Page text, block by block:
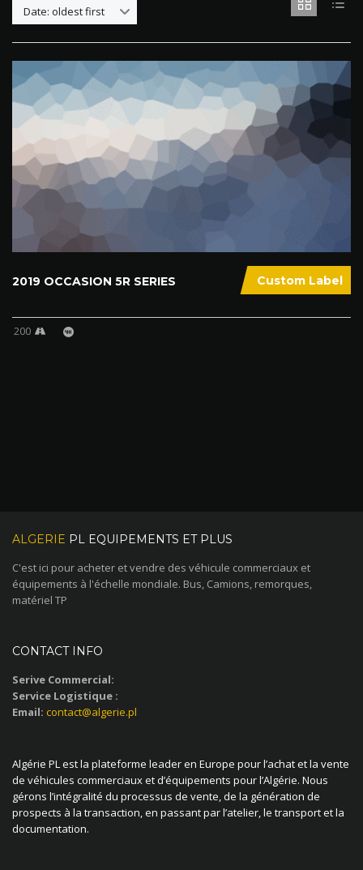
Date: oldest first
Custom Label
2019 OCCASION 5R SERIES
200
ALGERIE PL EQUIPEMENTS ET PLUS
C'est ici pour acheter et vendre des véhicule commerciaux et
équipements à l'échelle mondiale. Bus, Camions, remorques,
matériel TP
CONTACT INFO
Serive Commercial:
Service Logistique :
Email: contact@algerie.pl
Algérie PL est la plateforme leader en Europe pour l’achat et la vente
de véhicules commerciaux et d’équipements pour l’Algérie. Nous
gérons l’intégralité du processus de vente, de la génération de
prospects à la transaction, en passant par l’atelier, le transport et la
documentation.